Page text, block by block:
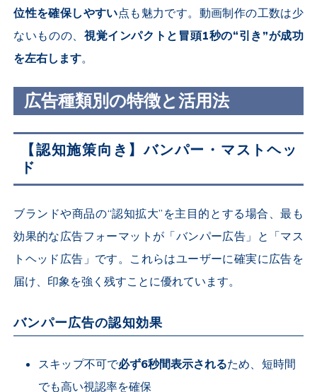
位性を確保しやすい点も魅力です。動画制作の工数は少
ないものの、 視覚インパクトと冒頭1秒の“引き”が成功
を左右します。
広告種類別の特徴と活用法
【認知施策向き】バンパー・マストヘッ
ド
ブランドや商品の“認知拡大”を主目的とする場合、最も
効果的な広告フォーマットが「バンパー広告」と「マス
トヘッド広告」です。これらはユーザーに確実に広告を
届け、印象を強く残すことに優れています。
バンパー広告の認知効果
スキップ不可で必ず6秒間表示されるため、短時間
でも高い視認率を確保